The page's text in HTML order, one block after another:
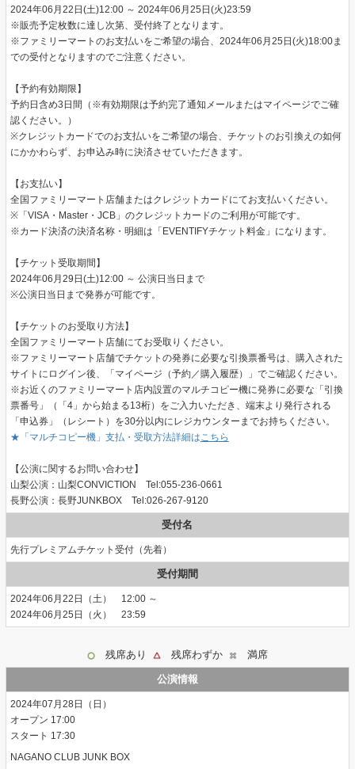
2024年06月22日(土)12:00 ～ 2024年06月25日(火)23:59
※販売予定枚数に達し次第、受付終了となります。
※ファミリーマートのお支払いをご希望の場合、2024年06月25日(火)18:00ま
での受付となりますのでご注意ください。
【予約有効期限】
予約日含め3日間（※有効期限は予約完了通知メールまたはマイページでご確
認ください。）
※クレジットカードでのお支払いをご希望の場合、チケットのお引換えの如何
にかかわらず、お申込み時に決済させていただきます。
【お支払い】
全国ファミリーマート店舗またはクレジットカードにてお支払いください。
※「VISA・Master・JCB」のクレジットカードのご利用が可能です。
※カード決済の決済名称・明細は「EVENTIFYチケット料金」になります。
【チケット受取期間】
2024年06月29日(土)12:00 ～ 公演日当日まで
※公演日当日まで発券が可能です。
【チケットのお受取り方法】
全国ファミリーマート店舗にてお受取りください。
※ファミリーマート店舗でチケットの発券に必要な引換票番号は、購入された
サイトにログイン後、「マイページ（予約／購入履歴）」でご確認ください。
※お近くのファミリーマート店内設置のマルチコピー機に発券に必要な「引換
票番号」（「4」から始まる13桁）をご入力いただき、端末より発行される
「申込券」（レシート）を30分以内にレジカウンターまでお持ちください。
★「マルチコピー機」支払・受取方法詳細はこちら
【公演に関するお問い合わせ】
山梨公演：山梨CONVICTION Tel:055-236-0661
長野公演：長野JUNKBOX Tel:026-267-9120
受付名
先行プレミアムチケット受付（先着）
受付期間
2024年06月22日（土） 12:00 ～
2024年06月25日（火） 23:59
残席あり 残席わずか 満席
公演情報
2024年07月28日（日）
17:00
17:30
NAGANO CLUB JUNK BOX